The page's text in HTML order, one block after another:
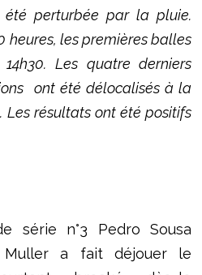
perturbée par la pluie.
heures, les premières balles
Les quatre derniers
ont été délocalisés à la
Les résultats ont été positifs
série n°3 Pedro Sousa
Muller a fait déjouer le